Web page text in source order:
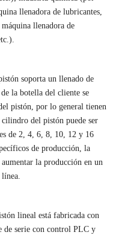
llenadora de lubricantes,
llenadora de
soporta un llenado de
la botella del cliente se
pistón, por lo general tienen
del pistón puede ser
de 2, 4, 6, 8, 10, 12 y 16
de producción, la
la producción en un
línea.
lineal está fabricada con
de serie con control PLC y